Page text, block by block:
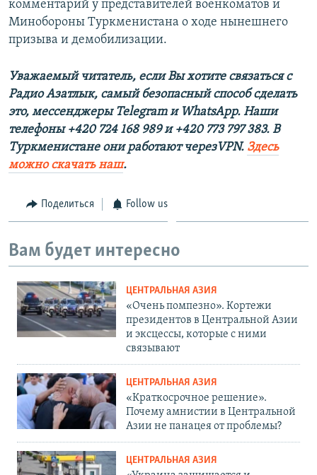
комментарий у представителей военкоматов и
Минобороны Туркменистана о ходе нынешнего
призыва и демобилизации.
Уважаемый читатель, если Вы хотите связаться с
Радио Азатлык, самый безопасный способ сделать
это, мессенджеры Telegram и WhatsApp. Наши
телефоны +420 724 168 989 и +420 773 797 383. В
Туркменистане они работают черезVPN. Здесь
можно скачать наш.
Поделиться Follow us
Вам будет интересно
ЦЕНТРАЛЬНАЯ АЗИЯ
«Очень помпезно». Кортежи
президентов в Центральной Азии
и эксцессы, которые с ними
связывают
ЦЕНТРАЛЬНАЯ АЗИЯ
«Краткосрочное решение».
Почему амнистии в Центральной
Азии не панацея от проблемы?
ЦЕНТРАЛЬНАЯ АЗИЯ